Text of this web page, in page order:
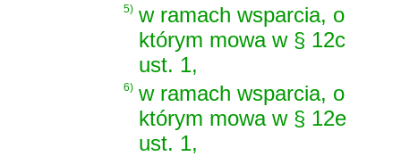
5) w ramach wsparcia, o
którym mowa w § 12c
ust. 1,
6) w ramach wsparcia, o
którym mowa w § 12e
ust. 1,